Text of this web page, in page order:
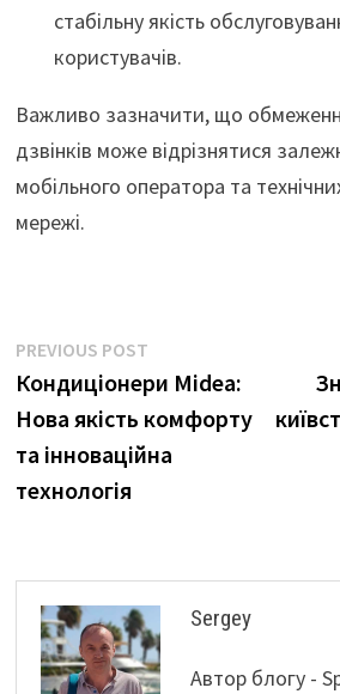
стабільну якість
користувачів.
Важливо зазначити, що
дзвінків може відрізнятися
мобільного оператора та
мережі.
Навігація
записів
PREVIOUS POSTPrevious
post:
Кондиціонери Midea:
Нова якість комфорту
та інноваційна
технологія
Sergey
Автор блогу -